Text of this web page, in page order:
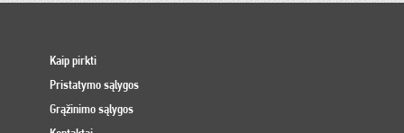
Kaip pirkti
Pristatymo sąlygos
Grąžinimo sąlygos